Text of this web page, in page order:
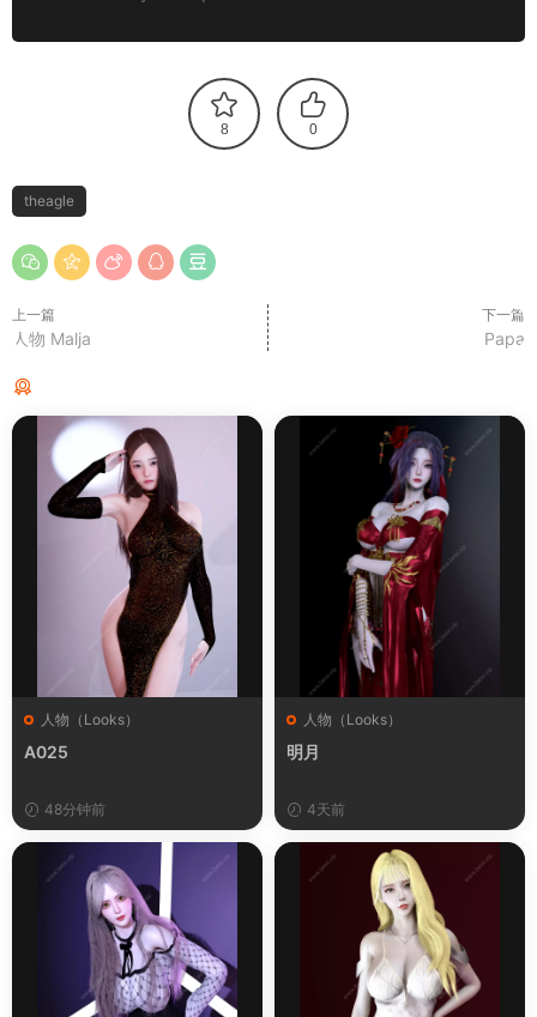
8 0
theagle
上一篇
人物 Malja
下一篇
Papa
人物（Looks）
A025
48分钟前
人物（Looks）
明月
4天前